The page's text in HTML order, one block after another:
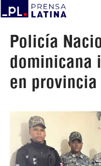
Policía
dominicana
en provincia